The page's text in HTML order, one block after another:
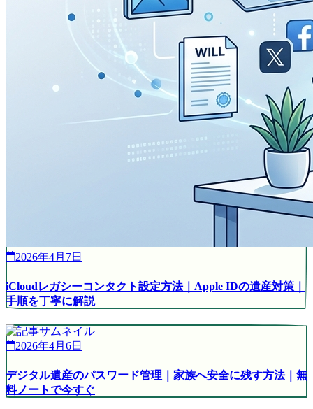
2026年4月7日
iCloudレガシーコンタクト設定方法｜Apple IDの遺産対策｜
手順を丁寧に解説
2026年4月6日
デジタル遺産のパスワード管理｜家族へ安全に残す方法｜無
料ノートで今すぐ